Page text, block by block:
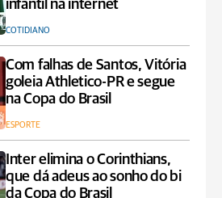
infantil na internet
COTIDIANO
Com falhas de Santos, Vitória
goleia Athletico-PR e segue
na Copa do Brasil
ESPORTE
Inter elimina o Corinthians,
que dá adeus ao sonho do bi
da Copa do Brasil